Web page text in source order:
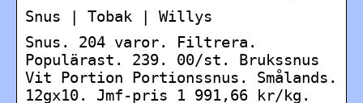
Snus | Tobak | Willys
Snus. 204 varor. Filtrera.
Populärast. 239. 00/st. Brukssnus
Vit Portion Portionssnus. Smålands.
12gx10. Jmf-pris 1 991,66 kr/kg.